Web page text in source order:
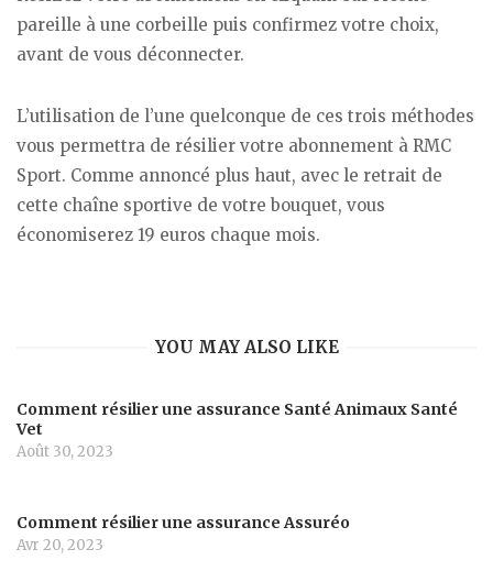
pareille à une corbeille puis confirmez votre choix,
avant de vous déconnecter.
L’utilisation de l’une quelconque de ces trois méthodes
vous permettra de résilier votre abonnement à RMC
Sport. Comme annoncé plus haut, avec le retrait de
cette chaîne sportive de votre bouquet, vous
économiserez 19 euros chaque mois.
YOU MAY ALSO LIKE
Comment résilier une assurance Santé Animaux Santé
Vet
Août 30, 2023
Comment résilier une assurance Assuréo
Avr 20, 2023